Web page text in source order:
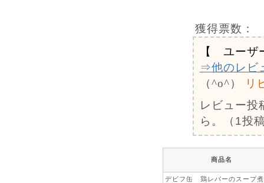
獲得票数：
【 ユーザ
⇒他のレビ
（^o^）
リ
レビュー投
ら。（1投
商品名
デビフ缶 鶏レバーのスープ